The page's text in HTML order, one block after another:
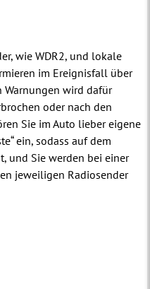
wie WDR2, und lokale
im Ereignisfall über
Warnungen wird dafür
oder nach den
Sie im Auto lieber eigene
ein, sodass auf dem
und Sie werden bei einer
jeweiligen Radiosender